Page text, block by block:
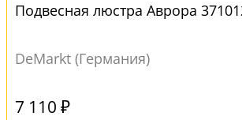
Подвесная люстра Аврора
DeMarkt (Германия)
7 110 ₽